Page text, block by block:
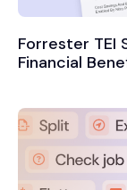
Forrester TEI
Financial